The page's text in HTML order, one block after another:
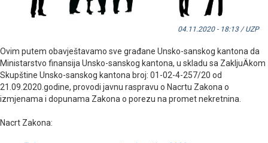
04.11.2020 - 18:13 / UZP
Ovim putem obavještavamo sve građane Unsko-sanskog kantona da
Ministarstvo finansija Unsko-sanskog kantona, u skladu sa ZakljuÄkom
Skupštine Unsko-sanskog kantona broj: 01-02-4-257/20 od
21.09.2020.godine, provodi javnu raspravu o Nacrtu Zakona o
izmjenama i dopunama Zakona o porezu na promet nekretnina.
Nacrt Zakona: